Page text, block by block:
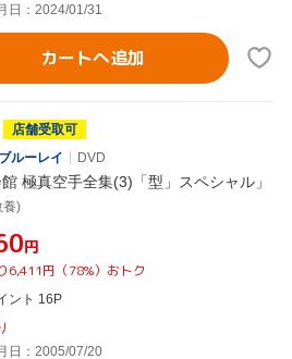
日：2024/01/31
カートへ追加
店舗受取可
ルーレイ
DVD
極真空手全集(3)「型」スペシャル」
養)
円
6,411円（78%）おトク
ント 16P
日：2005/07/20